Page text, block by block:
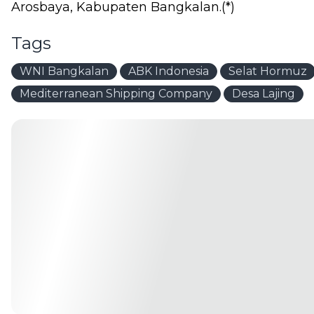
Arosbaya, Kabupaten Bangkalan.(*)
Tags
WNI Bangkalan ABK Indonesia Selat Hormuz
Mediterranean Shipping Company
Desa Lajing